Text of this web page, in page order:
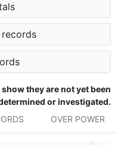
records
they are not yet been
or investigated.
OVER POWER